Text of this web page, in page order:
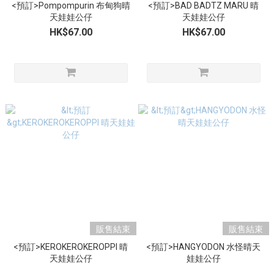
<預訂>Pompompurin 布甸狗晴
天娃娃公仔
HK$67.00
<預訂>BAD BADTZ MARU 晴
天娃娃公仔
HK$67.00
販售結束
<預訂>KEROKEROKEROPPI 晴
天娃娃公仔
販售結束
<預訂>HANGYODON 水怪晴天
娃娃公仔